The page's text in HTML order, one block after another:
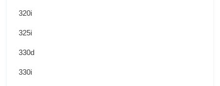
320i
325i
330d
330i